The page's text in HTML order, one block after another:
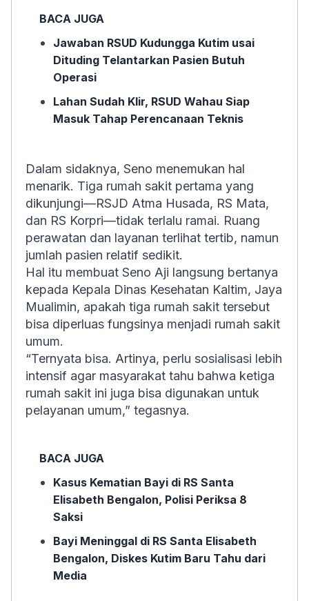
BACA JUGA
Jawaban RSUD Kudungga Kutim usai
Dituding Telantarkan Pasien Butuh
Operasi
Lahan Sudah Klir, RSUD Wahau Siap
Masuk Tahap Perencanaan Teknis
Dalam sidaknya, Seno menemukan hal
menarik. Tiga rumah sakit pertama yang
dikunjungi—RSJD Atma Husada, RS Mata,
dan RS Korpri—tidak terlalu ramai. Ruang
perawatan dan layanan terlihat tertib, namun
jumlah pasien relatif sedikit.
Hal itu membuat Seno Aji langsung bertanya
kepada Kepala Dinas Kesehatan Kaltim, Jaya
Mualimin, apakah tiga rumah sakit tersebut
bisa diperluas fungsinya menjadi rumah sakit
umum.
“Ternyata bisa. Artinya, perlu sosialisasi lebih
intensif agar masyarakat tahu bahwa ketiga
rumah sakit ini juga bisa digunakan untuk
pelayanan umum,” tegasnya.
BACA JUGA
Kasus Kematian Bayi di RS Santa
Elisabeth Bengalon, Polisi Periksa 8
Saksi
Bayi Meninggal di RS Santa Elisabeth
Bengalon, Diskes Kutim Baru Tahu dari
Media